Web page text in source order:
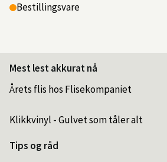
Bestillingsvare
Mest lest akkurat nå
Årets flis hos Flisekompaniet
Klikkvinyl - Gulvet som tåler alt
Tips og råd